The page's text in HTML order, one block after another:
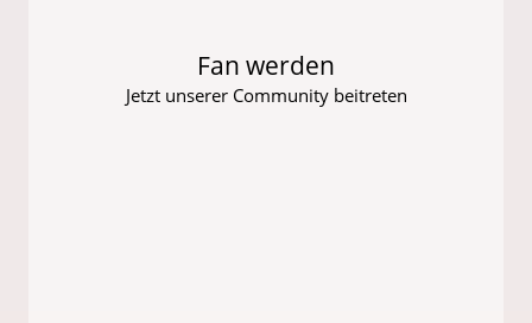
Fan werden
Jetzt unserer Community beitreten